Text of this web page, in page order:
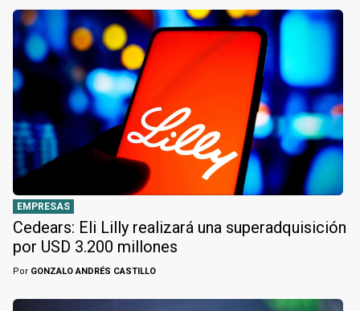
EMPRESAS
Cedears: Eli Lilly realizará una superadquisición
por USD 3.200 millones
Por GONZALO ANDRÉS CASTILLO